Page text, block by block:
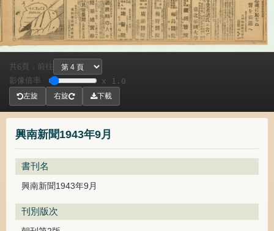
興南新聞1943年9月
書刊名
興南新聞1943年9月
刊別版次
共 6頁， 前往
影像倍率
x 1.0
左旋 右旋 下載